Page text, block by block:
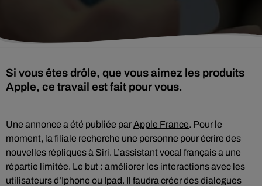
Si vous êtes drôle, que vous aimez les produits
Apple, ce travail est fait pour vous.
Une annonce a été publiée parApple France. Pour le
moment, la filiale recherche une personne pour écrire des
nouvelles répliques à Siri. L’assistant vocal français a une
répartie limitée. Le but : améliorer les interactions avec les
utilisateurs d’Iphone ou Ipad. Il faudra créer des dialogues